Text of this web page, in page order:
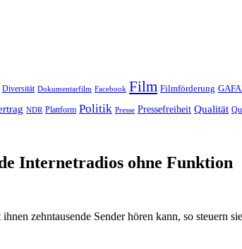
Diversität Dokumentarfilm Facebook Film Filmförderung
NDR Plattform Politik Presse Pressefreiheit Qualität
Internetradios ohne Funktion
zehntausende Sender hören kann, so steuern